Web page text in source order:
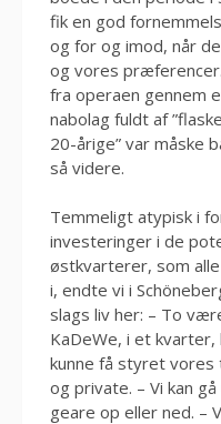
fik en god
og for og imod, når
og vores
fra operaen gennem
nabolag fuldt af
20-årige” var måske
så videre.
Temmeligt atypisk i
investeringer i de
østkvarterer, som
i, endte vi i
slags liv her: – To
KaDeWe, i et
kunne få styret
og private. – Vi kan
geare op eller ned. –